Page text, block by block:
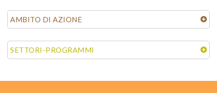
AMBITO DI AZIONE
SETTORI-PROGRAMMI